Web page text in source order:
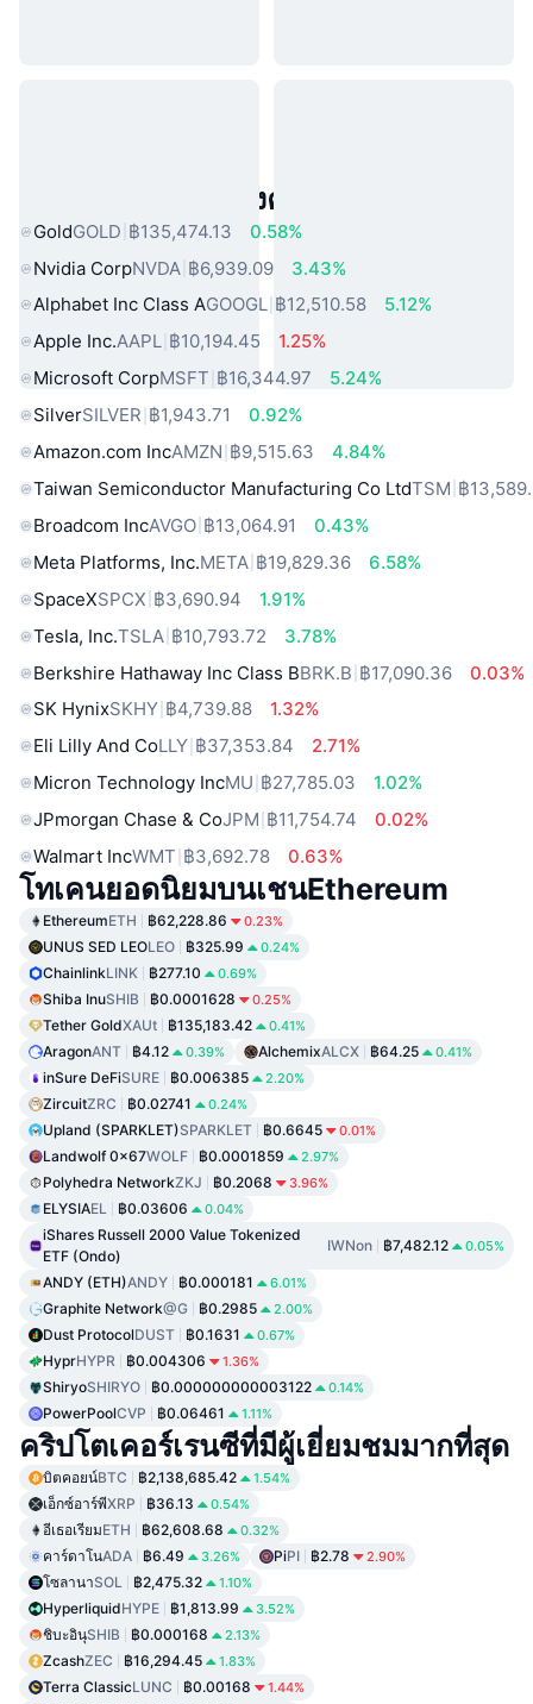
สินทรัพย์ในโลกแห่งความจริงยอดนิยม
GoldGOLD ฿135,474.13
0.58%
Nvidia CorpNVDA ฿6,939.09
3.43%
Alphabet Inc Class AGOOGL ฿12,510.58
5.12%
Apple Inc.AAPL ฿10,194.45
1.25%
Microsoft CorpMSFT ฿16,344.97
5.24%
SilverSILVER ฿1,943.71
0.92%
Amazon.com IncAMZN ฿9,515.63
4.84%
Taiwan Semiconductor Manufacturing Co LtdTSM ฿
Broadcom IncAVGO ฿13,064.91
0.43%
Meta Platforms, Inc.META ฿19,829.36
6.58%
SpaceXSPCX ฿3,690.94
1.91%
Tesla, Inc.TSLA ฿10,793.72
3.78%
Berkshire Hathaway Inc Class BBRK.B ฿17,090.36
0.03%
SK HynixSKHY ฿4,739.88
1.32%
Eli Lilly And CoLLY ฿37,353.84
2.71%
Micron Technology IncMU ฿27,785.03
1.02%
JPmorgan Chase & CoJPM ฿11,754.74
0.02%
Walmart IncWMT ฿3,692.78 0.63%
โทเคนยอดนิยมบนเชนEthereum
EthereumETH ฿62,228.86 0.23%
UNUS SED LEOLEO ฿325.99 0.24%
ChainlinkLINK ฿277.10 0.69%
Shiba InuSHIB ฿0.0001628 0.25%
Tether GoldXAUt ฿135,183.42 0.41%
AragonANT ฿4.12 0.39% AlchemixALCX ฿64.25 0.41%
inSure DeFiSURE ฿0.006385 2.20%
ZircuitZRC ฿0.02741 0.24%
Upland (SPARKLET)SPARKLET ฿0.6645 0.01%
Landwolf 0x67WOLF ฿0.0001859 2.97%
Polyhedra NetworkZKJ ฿0.2068 3.96%
ELYSIAEL ฿0.03606 0.04%
iShares Russell 2000 Value Tokenized
ETF (Ondo)
IWNon ฿7,482.12 0.05%
ANDY (ETH)ANDY ฿0.000181 6.01%
Graphite Network@G ฿0.2985 2.00%
Dust ProtocolDUST ฿0.1631 0.67%
HyprHYPR ฿0.004306 1.36%
ShiryoSHIRYO ฿0.000000000003122 0.14%
PowerPoolCVP ฿0.06461 1.11%
คริปโตเคอร์เรนซีที่มีผู้เยี่ยมชมมากที่สุด
บิตคอยน์BTC ฿2,138,685.42 1.54%
เอ็กซ์อาร์พีXRP ฿36.13 0.54%
อีเธอเรียมETH ฿62,608.68 0.32%
คาร์ดาโนADA ฿6.49 3.26% PiPI ฿2.78 2.90%
โซลานาSOL ฿2,475.32 1.10%
HyperliquidHYPE ฿1,813.99 3.52%
ชิบะอินุSHIB ฿0.000168 2.13%
ZcashZEC ฿16,294.45 1.83%
Terra ClassicLUNC ฿0.00168 1.44%